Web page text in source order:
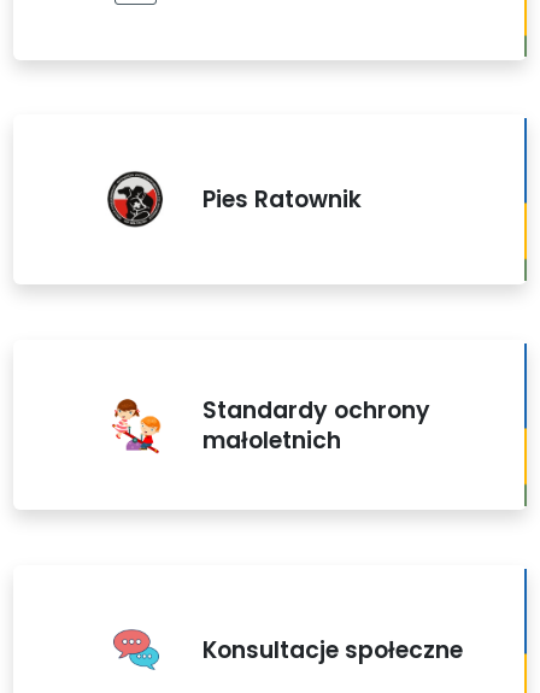
Pies Ratownik
Standardy ochrony
małoletnich
Konsultacje społeczne